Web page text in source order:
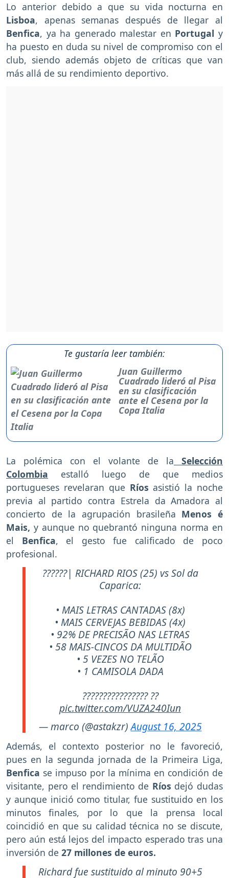
Lo anterior debido a que su vida nocturna en
Lisboa, apenas semanas después de llegar al
Benfica, ya ha generado malestar en Portugaly
ha puesto en duda su nivel de compromiso con el
club, siendo además objeto de críticas que van
más allá de su rendimiento deportivo.
Te gustaría leer también:
Juan Guillermo
Cuadrado lideró al Pisa
en su clasificación
ante el Cesena por la
Copa Italia
La polémica con el volante de la
Selección
Colombia
estalló luego de que medios
portugueses revelaran que Ríos asistió la noche
previa al partido contra Estrela da Amadora al
concierto de la agrupación brasileña Menos é
Mais, y aunque no quebrantó ninguna norma en
el Benfica, el gesto fue calificado de poco
profesional.
??????| RICHARD RIOS (25) vs Sol da
Caparica:
• MAIS LETRAS CANTADAS (8x)
• MAIS CERVEJAS BEBIDAS (4x)
• 92% DE PRECISÃO NAS LETRAS
• 58 MAIS-CINCOS DA MULTIDÃO
• 5 VEZES NO TELÃO
• 1 CAMISOLA DADA
???????????????? ??
pic.twitter.com/VUZA240Iun
— marco (@astakzr)August 16, 2025
Además, el contexto posterior no le favoreció,
pues en la segunda jornada de la Primeira Liga,
Benfica se impuso por la mínima en condición de
visitante, pero el rendimiento de Ríos dejó dudas
y aunque inició como titular, fue sustituido en los
minutos finales, por lo que la prensa local
coincidió en que su calidad técnica no se discute,
pero aún está lejos del impacto esperado tras una
inversión de 27 millones de euros.
Richard fue sustituido al minuto 90+5